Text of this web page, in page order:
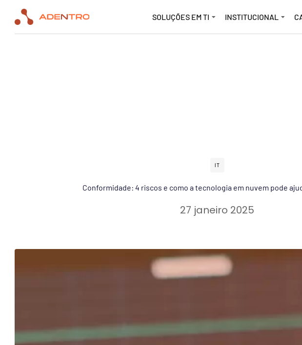
SOLUÇÕES EM TI INSTITUCIONAL
IT
Conformidade: 4 riscos e como a tecnologia em nuvem pode
27 janeiro 2025